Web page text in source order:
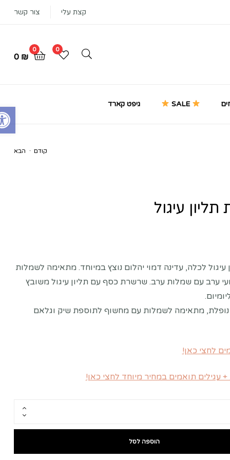
Open toolbar
קצת עלי צור קשר
0
0
₪
SALE גיפט קארד
קודם . הבא
עיגול
לכלה, עדינה דמוי יהלום נוצץ במיוחד. מתאימה לשמלות
ערב עם שמלות ערב. שרשרת כסף עם תליון עיגול משובץ
מתאימה לשמלות עם מחשוף לתוספת שיק וגלאם
לחצי כאן!
תואמים במחיר מיוחד לחצי כאן!
הוספה לסל